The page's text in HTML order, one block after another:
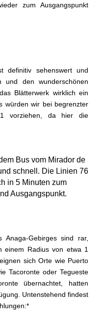
zum Ausgangspunkt
definitiv sehenswert und
und den wunderschönen
Blätterwerk wirklich ein
würden wir bei begrenzter
vorziehen, da hier die
Bus vom Mirador de
schnell. Die Linien 76
in 5 Minuten zum
Ausgangspunkt.
Gebirges sind rar,
einem Radius von etwa 1
sich Orte wie Puerto
Tacoronte oder Tegueste
übernachtet, hatten
Untenstehend findest